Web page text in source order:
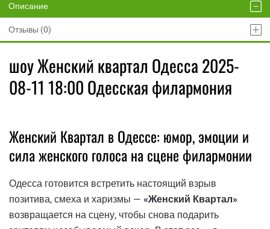
Описание
Отзывы (0)
шоу Женский квартал Одесса 2025-
08-11 18:00 Одесская филармония
Женский Квартал в Одессе: юмор, эмоции и
сила женского голоса на сцене филармонии
Одесса готовится встретить настоящий взрыв
позитива, смеха и харизмы — «Женский Квартал»
возвращается на сцену, чтобы снова подарить